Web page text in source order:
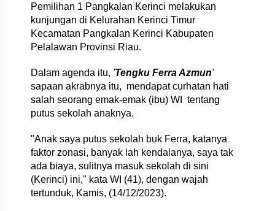
Pemilihan 1 Pangkalan Kerinci melakukan
kunjungan di Kelurahan Kerinci Timur
Kecamatan Pangkalan Kerinci Kabupaten
Pelalawan Provinsi Riau.
Dalam agenda itu, 'Tengku Ferra Azmun'
sapaan akrabnya itu, mendapat curhatan hati
salah seorang emak-emak (ibu) WI tentang
putus sekolah anaknya.
"Anak saya putus sekolah buk Ferra, katanya
faktor zonasi, banyak lah kendalanya, saya tak
ada biaya, sulitnya masuk sekolah di sini
(Kerinci) ini," kata WI (41), dengan wajah
tertunduk, Kamis, (14/12/2023).